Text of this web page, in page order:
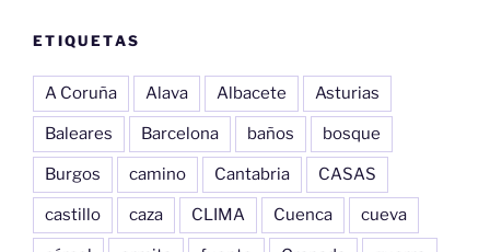
ETIQUETAS
A Coruña Alava Albacete Asturias
Baleares Barcelona baños bosque
Burgos camino Cantabria CASAS
castillo caza CLIMA Cuenca cueva